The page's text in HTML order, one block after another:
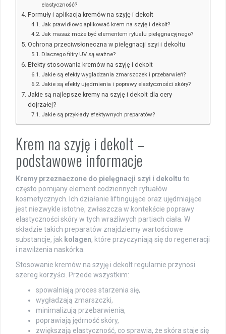
elastyczność?
Formuły i aplikacja kremów na szyję i dekolt
Jak prawidłowo aplikować krem na szyję i dekolt?
Jak masaż może być elementem rytuału pielęgnacyjnego?
Ochrona przeciwsłoneczna w pielęgnacji szyi i dekoltu
Dlaczego filtry UV są ważne?
Efekty stosowania kremów na szyję i dekolt
Jakie są efekty wygładzania zmarszczek i przebarwień?
Jakie są efekty ujędrnienia i poprawy elastyczności skóry?
Jakie są najlepsze kremy na szyję i dekolt dla cery
dojrzałej?
Jakie są przykłady efektywnych preparatów?
Krem na szyję i dekolt –
podstawowe informacje
Kremy przeznaczone do pielęgnacji szyi i dekoltu to
często pomijany element codziennych rytuałów
kosmetycznych. Ich działanie liftingujące oraz ujędrniające
jest niezwykle istotne, zwłaszcza w kontekście poprawy
elastyczności skóry w tych wrażliwych partiach ciała. W
składzie takich preparatów znajdziemy wartościowe
substancje, jak kolagen, które przyczyniają się do regeneracji
i nawilżenia naskórka.
Stosowanie kremów na szyję i dekolt regularnie przynosi
szereg korzyści. Przede wszystkim:
spowalniają proces starzenia się,
wygładzają zmarszczki,
minimalizują przebarwienia,
poprawiają jędrność skóry,
zwiększają elastyczność, co sprawia, że skóra staje się